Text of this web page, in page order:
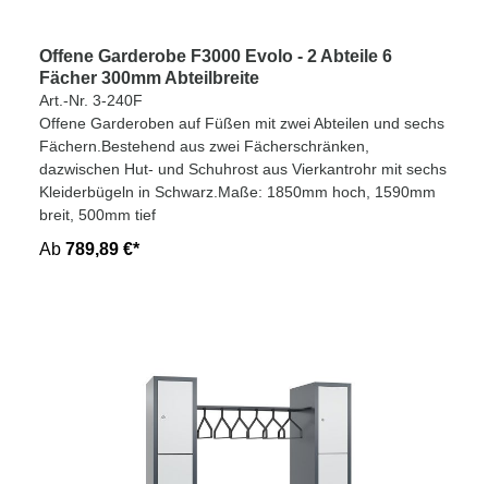
Offene Garderobe F3000 Evolo - 2 Abteile 6
Fächer 300mm Abteilbreite
Art.-Nr. 3-240F
Offene Garderoben auf Füßen mit zwei Abteilen und sechs
Fächern.Bestehend aus zwei Fächerschränken,
dazwischen Hut- und Schuhrost aus Vierkantrohr mit sechs
Kleiderbügeln in Schwarz.Maße: 1850mm hoch, 1590mm
breit, 500mm tief
Ab 789,89 €*